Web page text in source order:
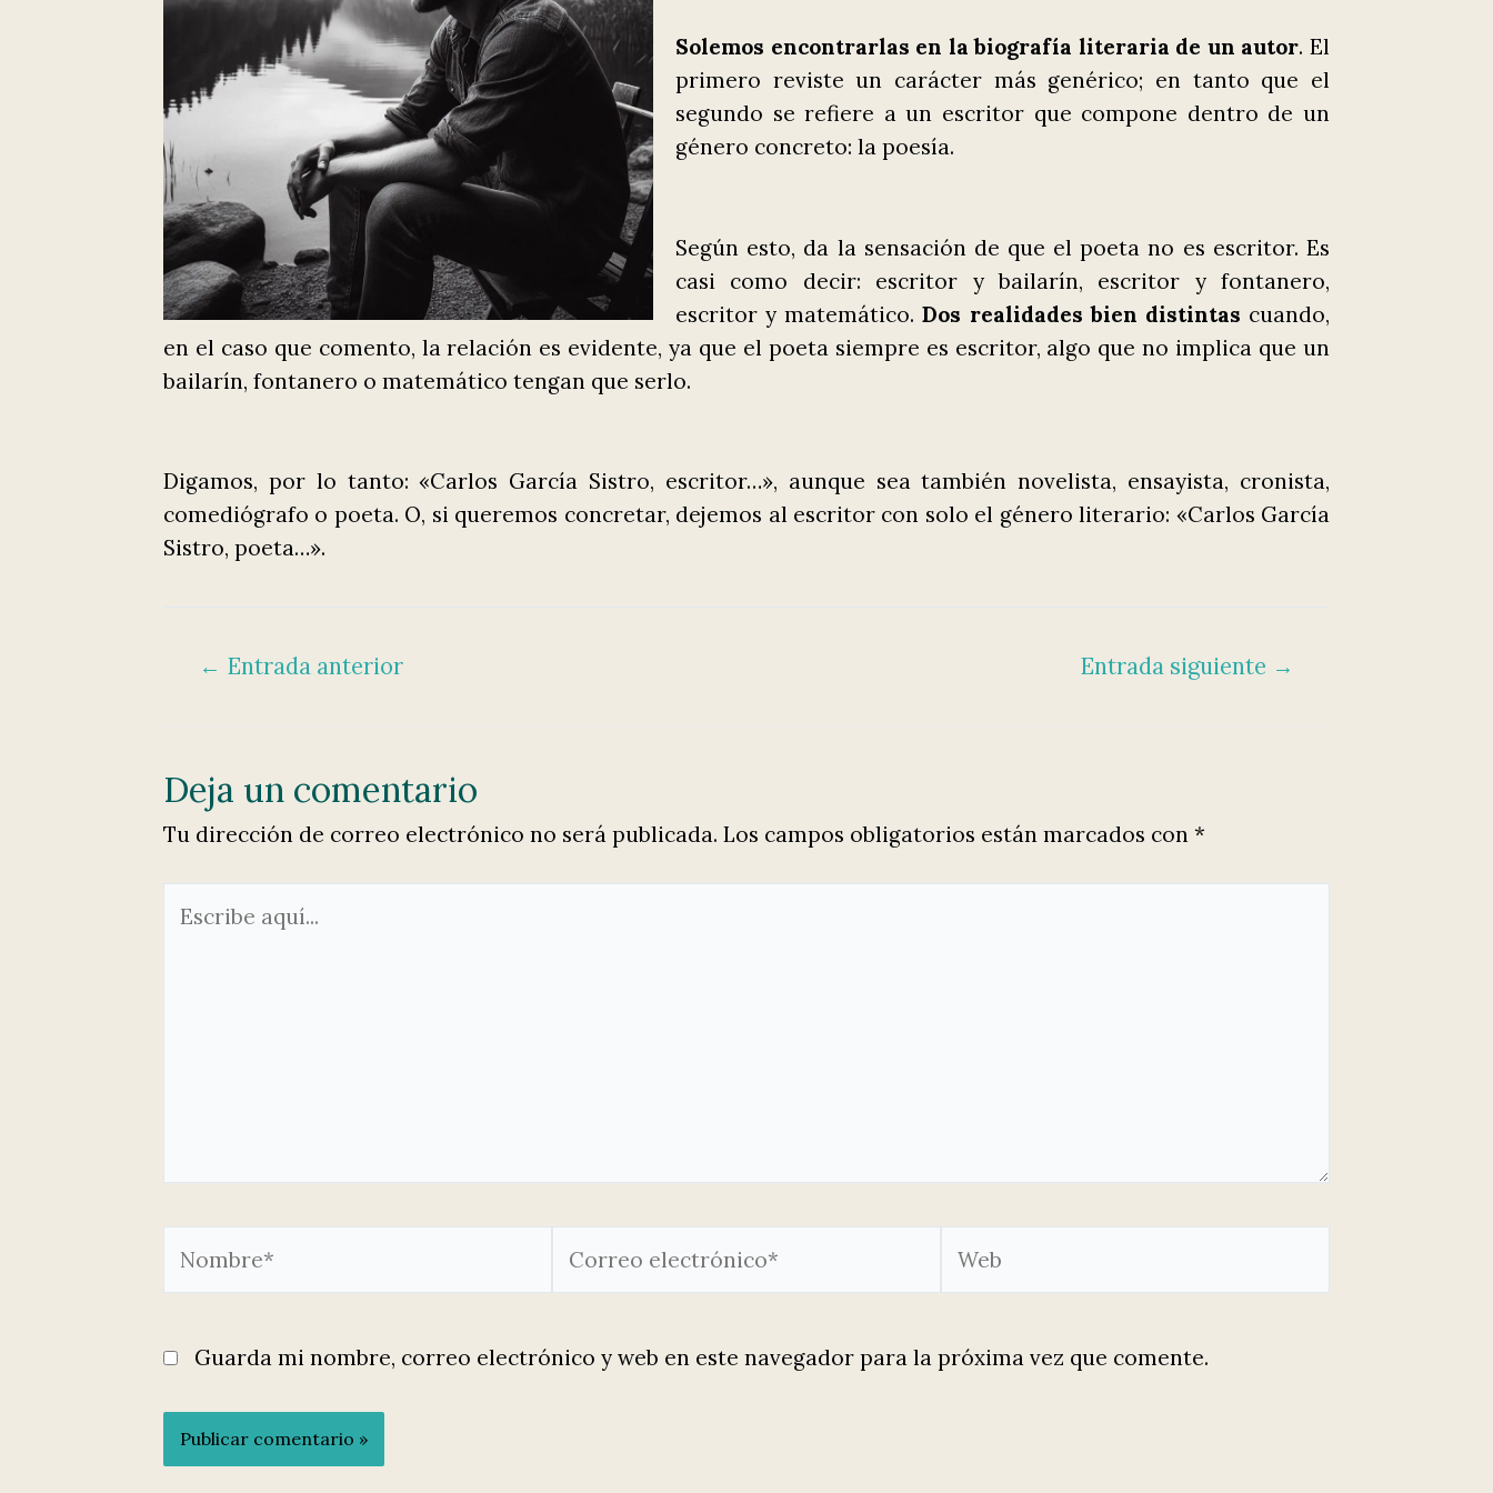
Solemos encontrarlas en la biografía literaria de un autor. El
primero reviste un carácter más genérico; en tanto que el
segundo se refiere a un escritor que compone dentro de un
género concreto: la poesía.
Según esto, da la sensación de que el poeta no es escritor. Es
casi como decir: escritor y bailarín, escritor y fontanero,
escritor y matemático.Dos realidades bien distintas cuando,
en el caso que comento, la relación es evidente, ya que el poeta siempre es escritor, algo que no implica que un
bailarín, fontanero o matemático tengan que serlo.
Digamos, por lo tanto: «Carlos García Sistro, escritor…», aunque sea también novelista, ensayista, cronista,
comediógrafo o poeta. O, si queremos concretar, dejemos al escritor con solo el género literario: «Carlos García
Sistro, poeta…».
Navegación
← Entrada anterior Entrada siguiente →
Deja un comentario
Tu dirección de correo electrónico no será publicada. Los campos obligatorios están marcados con *
aquí...
electrónico*
Guarda mi nombre, correo electrónico y web en este navegador para la próxima vez que comente.